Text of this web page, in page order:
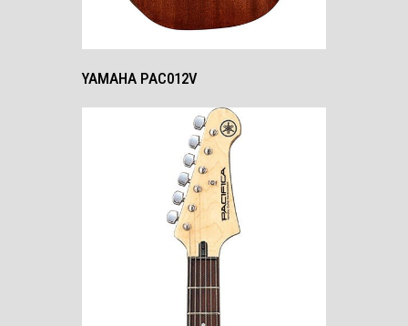
YAMAHA PAC012V